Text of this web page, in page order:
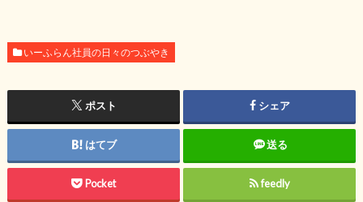
いーふらん社員の日々のつぶやき
ポスト シェア
はてブ 送る
Pocket feedly